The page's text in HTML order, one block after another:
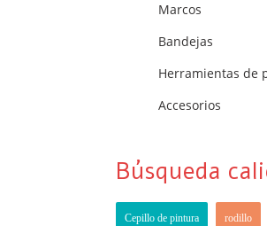
Marcos
Bandejas
Herramientas de
Accesorios
Búsqueda
Cepillo de pintura rodillo